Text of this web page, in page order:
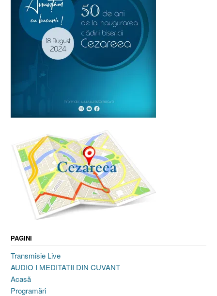
PAGINI
Transmisie Live
AUDIO I MEDITATII DIN CUVANT
Acasă
Programări